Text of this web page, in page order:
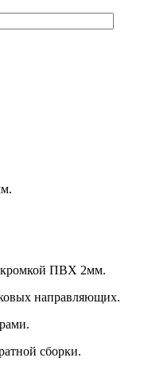
кромкой ПВХ 2мм.
направляющих.
сборки.